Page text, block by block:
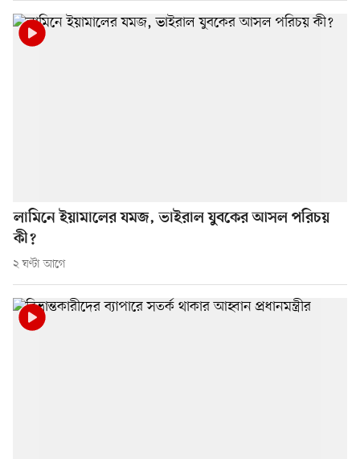
লামিনে ইয়ামালের যমজ, ভাইরাল যুবকের আসল পরিচয়
কী?
২ ঘণ্টা আগে